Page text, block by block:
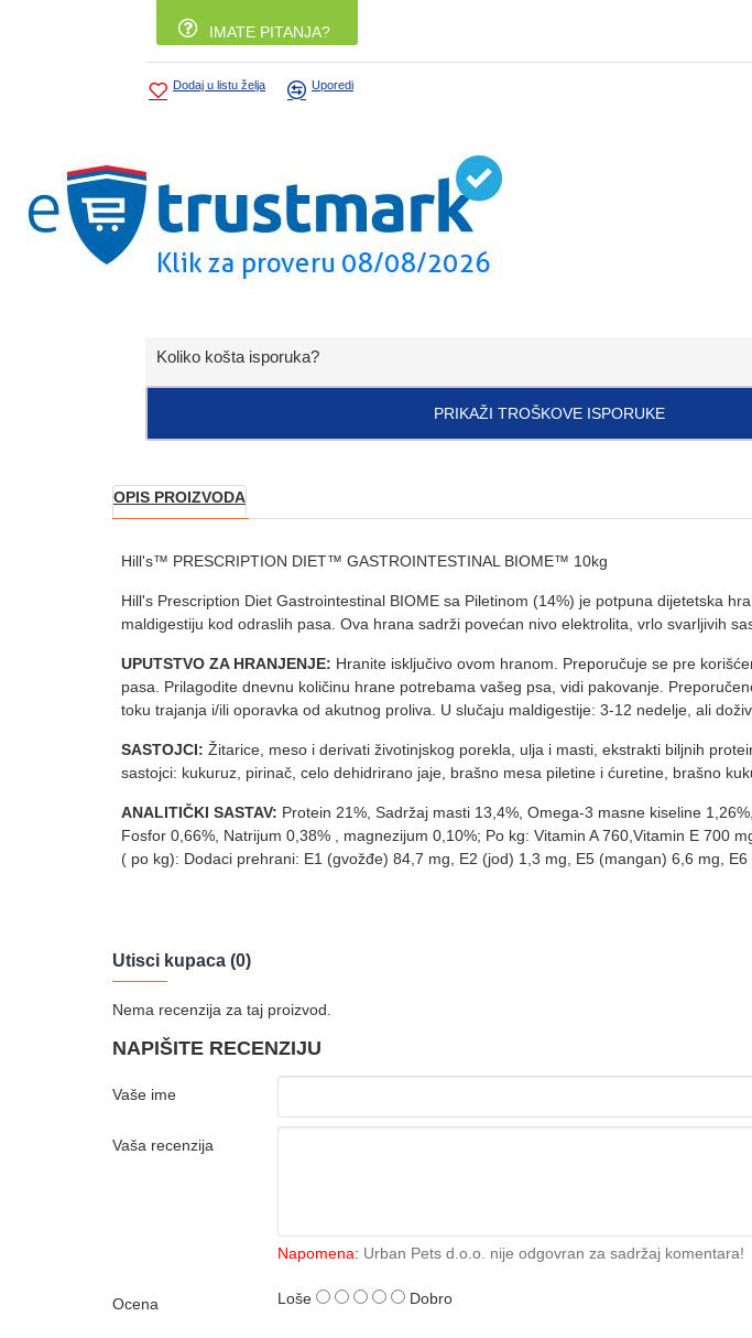
IMATE PITANJA?
Dodaj u listu želja Uporedi
Koliko košta isporuka?
PRIKAŽI TROŠKOVE ISPORUKE
OPIS PROIZVODA
Hill's™ PRESCRIPTION DIET™ GASTROINTESTINAL BIOME™ 10kg
Hill's Prescription Diet Gastrointestinal BIOME sa Piletinom (14%) je potpuna dijetetska
maldigestiju kod odraslih pasa. Ova hrana sadrži povećan nivo elektrolita, vrlo svarljivih
UPUTSTVO ZA HRANJENJE: Hranite isključivo ovom hranom. Preporučuje se pre
pasa. Prilagodite dnevnu količinu hrane potrebama vašeg psa, vidi pakovanje.
toku trajanja i/ili oporavka od akutnog proliva. U slučaju maldigestije: 3-12 nedelje, ali
SASTOJCI: Žitarice, meso i derivati životinjskog porekla, ulja i masti, ekstrakti biljnih
sastojci: kukuruz, pirinač, celo dehidrirano jaje, brašno mesa piletine i ćuretine, brašno
ANALITIČKI SASTAV: Protein 21%, Sadržaj masti 13,4%, Omega-3 masne kiseline
Fosfor 0,66%, Natrijum 0,38% , magnezijum 0,10%; Po kg: Vitamin A 760,Vitamin E 700
( po kg): Dodaci prehrani: E1 (gvožđe) 84,7 mg, E2 (jod) 1,3 mg, E5 (mangan) 6,6 mg,
Utisci kupaca (0)
Nema recenzija za taj proizvod.
NAPIŠITE RECENZIJU
Vaše ime
Vaša recenzija
Napomena: Urban Pets d.o.o. nije odgovran za sadržaj komentara!
Ocena Loše Dobro